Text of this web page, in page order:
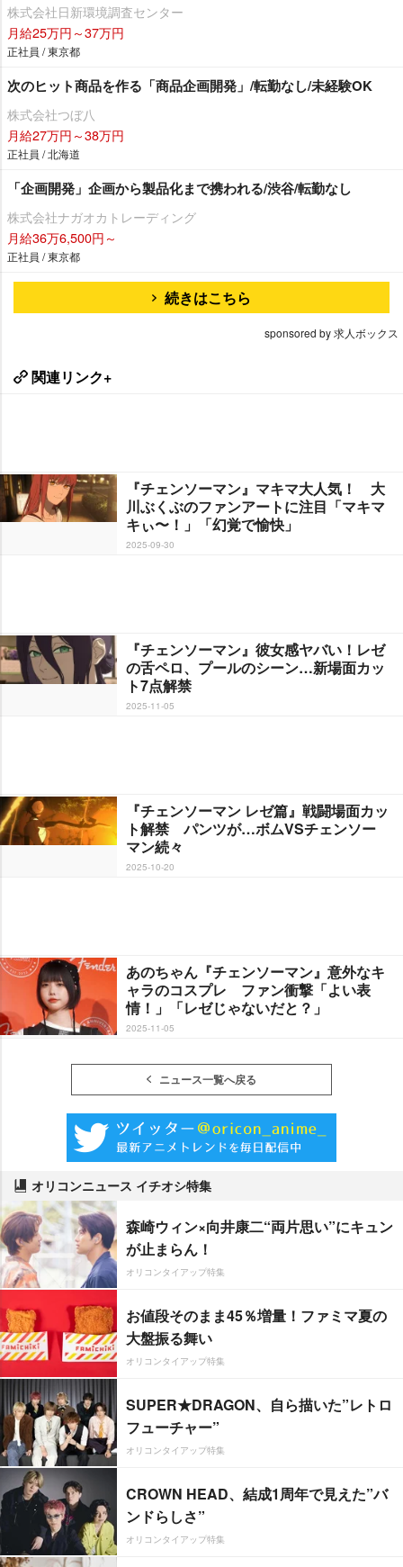
株式会社日新環境調査センター
月給25万円～37万円
正社員 / 東京都
次のヒット商品を作る「商品企画開発」/転勤なし/未経験OK
株式会社つぼ八
月給27万円～38万円
正社員 / 北海道
「企画開発」企画から製品化まで携われる/渋谷/転勤なし
株式会社ナガオカトレーディング
月給36万6,500円～
正社員 / 東京都
続きはこちら
sponsored by 求人ボックス
関連リンク+
『チェンソーマン』マキマ大人気！ 大
川ぶくぶのファンアートに注目「マキマ
キぃ〜！」「幻覚で愉快」
2025-09-30
『チェンソーマン』彼女感ヤバい！レゼ
の舌ペロ、プールのシーン…新場面カッ
ト7点解禁
2025-11-05
『チェンソーマン レゼ篇』戦闘場面カッ
ト解禁 パンツが…ボムVSチェンソー
マン続々
2025-10-20
あのちゃん『チェンソーマン』意外なキ
ャラのコスプレ ファン衝撃「よい表
情！」「レゼじゃないだと？」
2025-11-05
ニュース一覧へ戻る
オリコンニュース イチオシ特集
森崎ウィン×向井康二“両片思い”にキュン
が止まらん！
オリコンタイアップ特集
お値段そのまま45％増量！ファミマ夏の
大盤振る舞い
オリコンタイアップ特集
SUPER★DRAGON、自ら描いた”レトロ
フューチャー”
オリコンタイアップ特集
CROWN HEAD、結成1周年で見えた”バ
ンドらしさ”
オリコンタイアップ特集